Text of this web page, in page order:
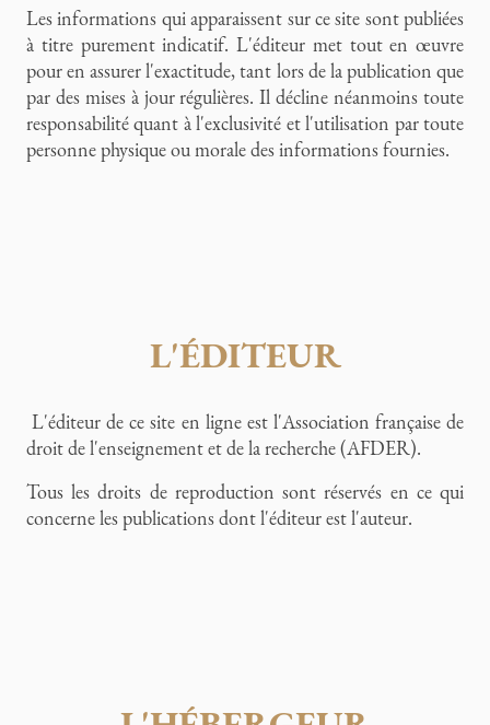
Les informations qui apparaissent sur ce site sont publiées
à titre purement indicatif. L'éditeur met tout en œuvre
pour en assurer l'exactitude, tant lors de la publication que
par des mises à jour régulières. Il décline néanmoins toute
responsabilité quant à l'exclusivité et l'utilisation par toute
personne physique ou morale des informations fournies.
L'ÉDITEUR
L'éditeur de ce site en ligne est l'Association française de
droit de l'enseignement et de la recherche (AFDER).
Tous les droits de reproduction sont réservés en ce qui
concerne les publications dont l'éditeur est l'auteur.